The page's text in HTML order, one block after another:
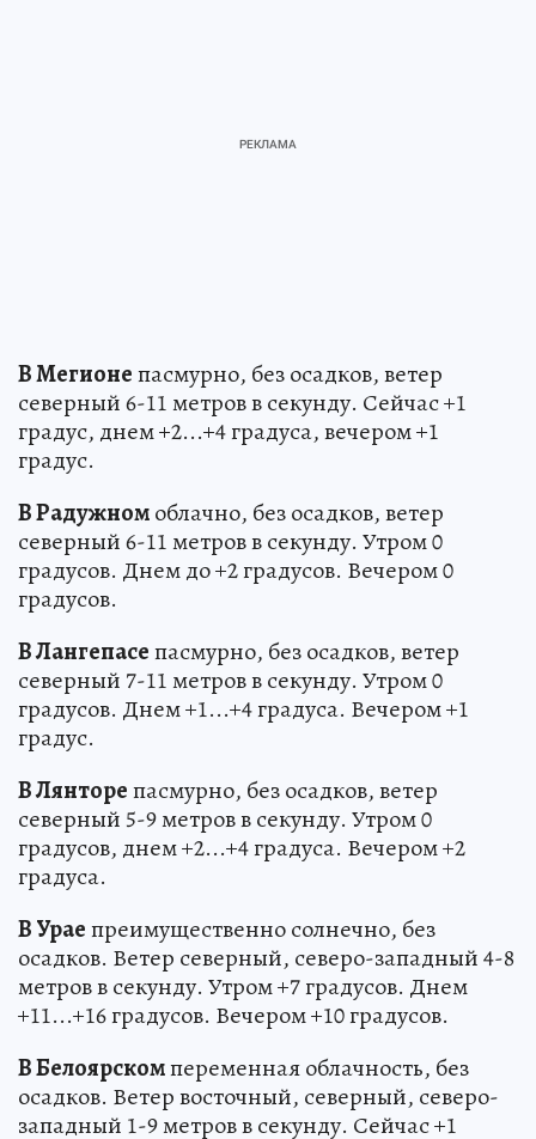
В Мегионепасмурно, без осадков, ветер
северный 6-11 метров в секунду. Сейчас +1
градус, днем +2...+4 градуса, вечером +1
градус.
В Радужномоблачно, без осадков, ветер
северный 6-11 метров в секунду. Утром 0
градусов. Днем до +2 градусов. Вечером 0
градусов.
В Лангепасепасмурно, без осадков, ветер
северный 7-11 метров в секунду. Утром 0
градусов. Днем +1...+4 градуса. Вечером +1
градус.
В Лянторепасмурно, без осадков, ветер
северный 5-9 метров в секунду. Утром 0
градусов, днем +2...+4 градуса. Вечером +2
градуса.
В Ураепреимущественно солнечно, без
осадков. Ветер северный, северо-западный 4-8
метров в секунду. Утром +7 градусов. Днем
+11...+16 градусов. Вечером +10 градусов.
В Белоярскомпеременная облачность, без
осадков. Ветер восточный, северный, северо-
западный 1-9 метров в секунду. Сейчас +1